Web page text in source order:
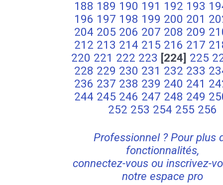
188 189 190 191 192 193
196 197 198 199 200 201
204 205 206 207 208 209
212 213 214 215 216 217
220 221 222 223 [224] 225
228 229 230 231 232 233
236 237 238 239 240 241
244 245 246 247 248 249
252 253 254 255 256
Professionnel ? Pour plus
fonctionnalités,
connectez-vous ou inscrivez-
notre espace pro